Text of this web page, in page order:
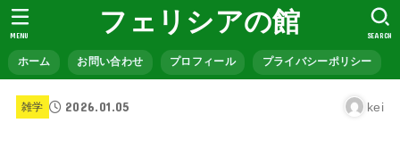
フェリシアの館
ホーム お問い合わせ プロフィール プライバシーポリシー
SEARCH
MENU
雑学 2026.01.05 kei